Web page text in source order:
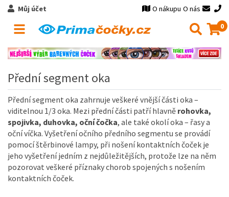
Můj účet O nákupu O nás
0
Přední segment oka
Přední segment oka zahrnuje veškeré vnější části oka –
viditelnou 1/3 oka. Mezi přední části patří hlavně rohovka,
spojivka, duhovka, oční čočka, ale také okolí oka – řasy a
oční víčka. Vyšetření očního předního segmentu se provádí
pomocí štěrbinové lampy, při nošení kontaktních čoček je
jeho vyšetření jedním z nejdůležitějších, protože lze na něm
pozorovat veškeré příznaky chorob spojených s nošením
kontaktních čoček.